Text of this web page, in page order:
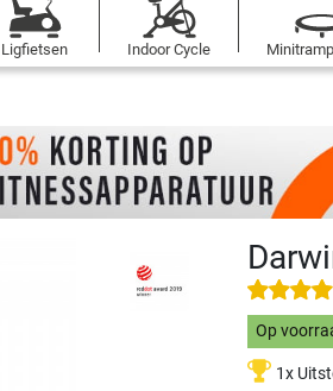
Ligfietsen Indoor Cycle
Op
1x